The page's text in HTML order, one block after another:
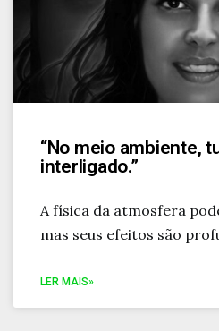
“No meio ambiente,
interligado.”
A física da atmosfera
mas seus efeitos são
LER MAIS»